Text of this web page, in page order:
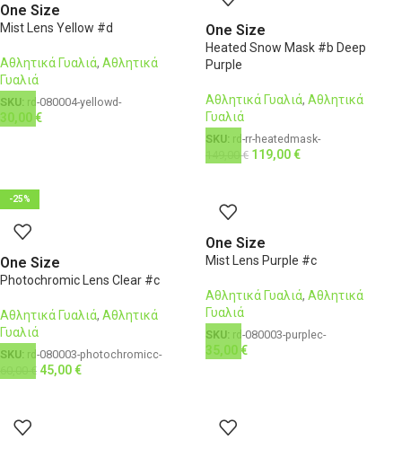
One Size
Mist Lens Yellow #d
Αθλητικά Γυαλιά, Αθλητικά
Γυαλιά
SKU: rd-080004-yellowd-
30,00 €
One Size
Heated Snow Mask #b Deep
Purple
Αθλητικά Γυαλιά, Αθλητικά
Γυαλιά
SKU: rd-rr-heatedmask-
149,00€ 119,00€
-25%
One Size
Photochromic Lens Clear #c
Αθλητικά Γυαλιά, Αθλητικά
Γυαλιά
SKU: rd-080003-photochromicc-
€ 45,00€
One Size
Mist Lens Purple #c
Αθλητικά Γυαλιά, Αθλητικά
Γυαλιά
SKU: rd-080003-purplec-
35,00 €